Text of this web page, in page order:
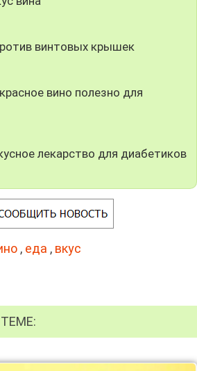
винтовых крышек
вино полезно для
лекарство для диабетиков
, еда , вкус